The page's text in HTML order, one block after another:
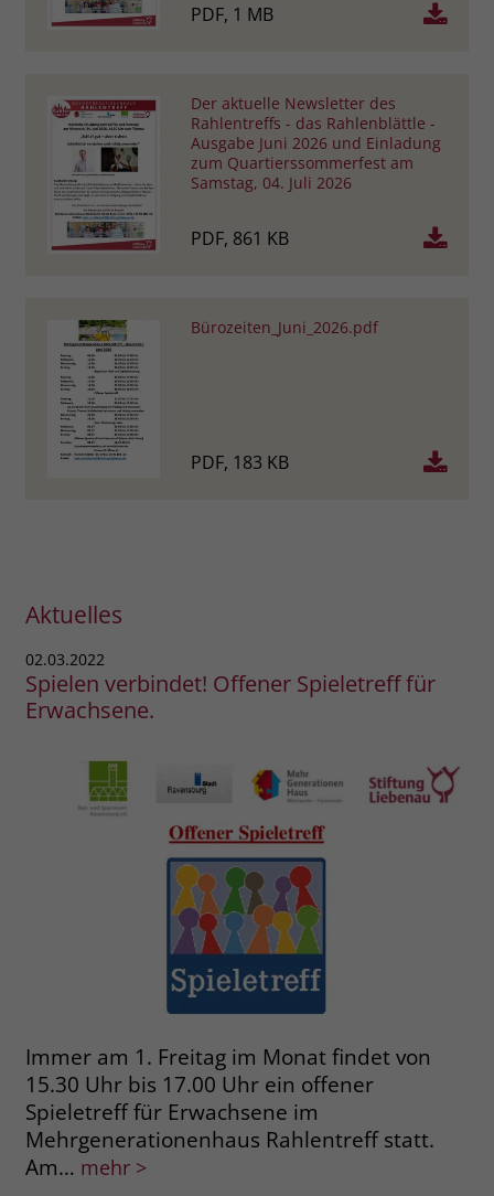
PDF, 1 MB
Der aktuelle Newsletter des
Rahlentreffs - das Rahlenblättle -
Ausgabe Juni 2026 und Einladung
zum Quartierssommerfest am
Samstag, 04. Juli 2026
PDF, 861 KB
Bürozeiten_Juni_2026.pdf
PDF, 183 KB
Aktuelles
02.03.2022
Spielen verbindet! Offener Spieletreff für
Erwachsene.
Immer am 1. Freitag im Monat findet von
15.30 Uhr bis 17.00 Uhr ein offener
Spieletreff für Erwachsene im
Mehrgenerationenhaus Rahlentreff statt.
Am… mehr >